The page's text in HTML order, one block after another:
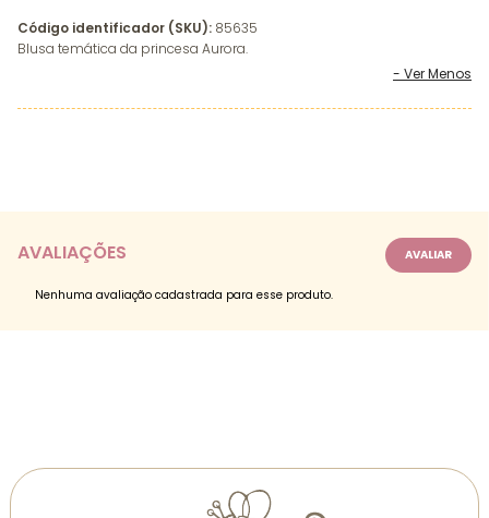
Código identificador (SKU): 85635
Blusa temática da princesa Aurora.
AVALIAÇÕES
Nenhuma avaliação cadastrada para esse produto.